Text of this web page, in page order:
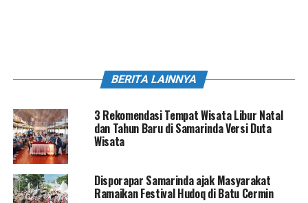
BERITA LAINNYA
3 Rekomendasi Tempat Wisata Libur Natal
dan Tahun Baru di Samarinda Versi Duta
Wisata
Disporapar Samarinda ajak Masyarakat
Ramaikan Festival Hudoq di Batu Cermin